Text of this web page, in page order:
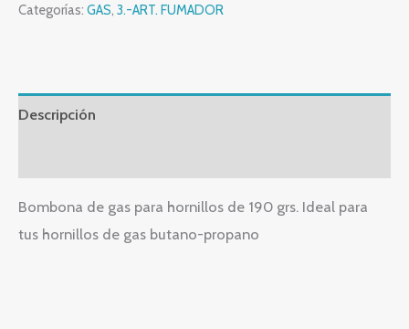
Categorías: GAS, 3.-ART. FUMADOR
Descripción
Bombona de gas para hornillos de 190 grs. Ideal para
tus hornillos de gas butano-propano